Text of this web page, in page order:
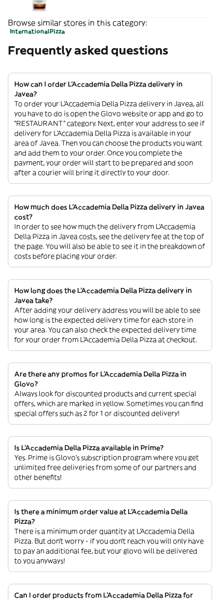
Browse similar stores in this category:
InternationalPizza
Frequently asked questions
How can I order L'Accademia Della Pizza delivery in
Javea?
To order your L'Accademia Della Pizza delivery in Javea, all
you have to do is open the Glovo website or app and go to
“RESTAURANT” category. Next, enter your address to see if
delivery for L'Accademia Della Pizza is available in your
area of Javea. Then you can choose the products you want
and add them to your order. Once you complete the
payment, your order will start to be prepared and soon
after a courier will bring it directly to your door.
How much does L'Accademia Della Pizza delivery in Javea
cost?
In order to see how much the delivery from L'Accademia
Della Pizza in Javea costs, see the delivery fee at the top of
the page. You will also be able to see it in the breakdown of
costs before placing your order.
How long does the L'Accademia Della Pizza delivery in
Javea take?
After adding your delivery address you will be able to see
how long is the expected delivery time for each store in
your area. You can also check the expected delivery time
for your order from L'Accademia Della Pizza at checkout.
Are there any promos for L'Accademia Della Pizza in
Glovo?
Always look for discounted products and current special
offers, which are marked in yellow. Sometimes you can find
special offers such as 2 for 1 or discounted delivery!
Is L'Accademia Della Pizza available in Prime?
Yes. Prime is Glovo’s subscription program where you get
unlimited free deliveries from some of our partners and
other benefits!
Is there a minimum order value at L'Accademia Della
Pizza?
There is a minimum order quantity at L'Accademia Della
Pizza. But don’t worry - if you don’t reach you will only have
to pay an additional fee, but your glovo will be delivered
to you anyways!
Can I order products from L'Accademia Della Pizza for